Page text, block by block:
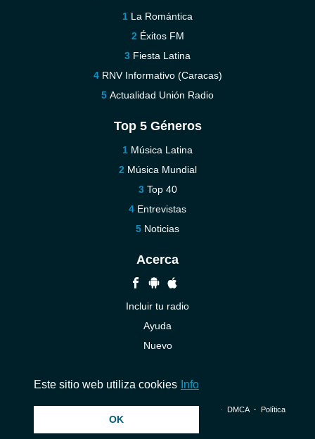
La Romántica
Éxitos FM
Fiesta Latina
RNV Informativo (Caracas)
Actualidad Unión Radio
Top 5 Géneros
Música Latina
Música Mundial
Top 40
Entrevistas
Noticias
Acerca
Incluir tu radio
Ayuda
Nuevo
© 2026 InstantAudio. Reservados todos los derechos. ・ DMCA・ Política
Este sitio web utiliza cookies Info
OK